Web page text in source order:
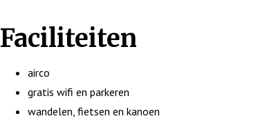
Faciliteiten
airco
gratis wifi en parkeren
wandelen, fietsen en kanoen